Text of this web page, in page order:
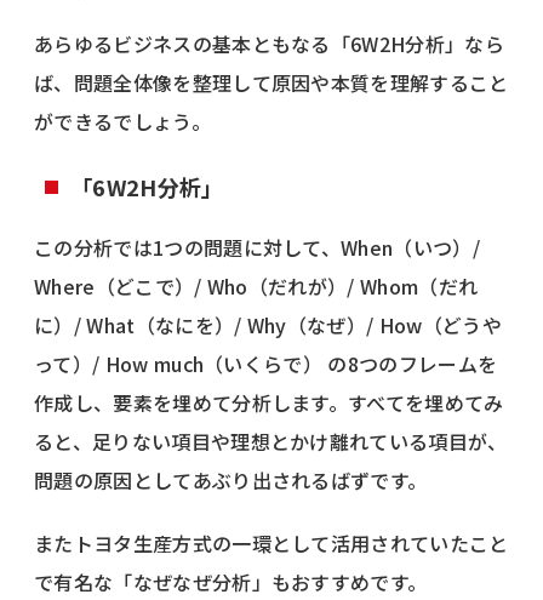
あらゆるビジネスの基本ともなる「6W2H分析」なら
ば、問題全体像を整理して原因や本質を理解すること
ができるでしょう。
「6W2H分析」
この分析では1つの問題に対して、When（いつ）/
Where（どこで）/ Who（だれが）/ Whom（だれ
に）/ What（なにを）/ Why（なぜ）/ How（どうや
って）/ How much（いくらで） の8つのフレームを
作成し、要素を埋めて分析します。すべてを埋めてみ
ると、足りない項目や理想とかけ離れている項目が、
問題の原因としてあぶり出されるばずです。
またトヨタ生産方式の一環として活用されていたこと
で有名な「なぜなぜ分析」もおすすめです。